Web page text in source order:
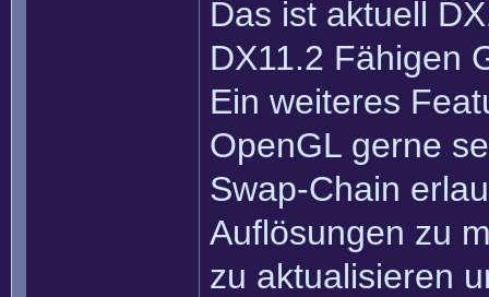
Das ist aktuell
DX11.2 Fähigen
Ein weiteres
OpenGL gerne
Swap-Chain
Auflösungen zu
zu aktualisieren